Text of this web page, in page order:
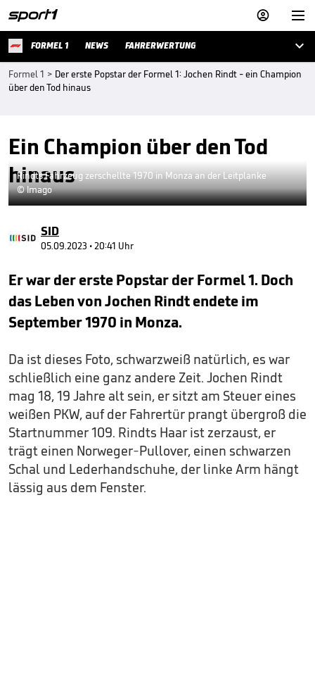


FORMEL 1 NEWS FAHRERWERTUNG 
Formel 1 > Der erste Popstar der Formel 1: Jochen Rindt - ein Champion
über den Tod hinaus
Ein Champion über den Tod
hinaus
Rindts Fahrzeug zerschellte 1970 in Monza an der Leitplanke
© Imago
SID
05.09.2023 • 20:41 Uhr
Er war der erste Popstar der Formel 1. Doch
das Leben von Jochen Rindt endete im
September 1970 in Monza.
Da ist dieses Foto, schwarzweiß natürlich, es war
schließlich eine ganz andere Zeit. Jochen Rindt
mag 18, 19 Jahre alt sein, er sitzt am Steuer eines
weißen PKW, auf der Fahrertür prangt übergroß die
Startnummer 109. Rindts Haar ist zerzaust, er
trägt einen Norweger-Pullover, einen schwarzen
Schal und Lederhandschuhe, der linke Arm hängt
lässig aus dem Fenster.